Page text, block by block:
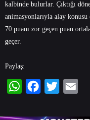
kalbinde bulurlar. Çıktığı
animasyonlarıyla alay
70 puanı zor geçen puan
geçer.
Paylaş: